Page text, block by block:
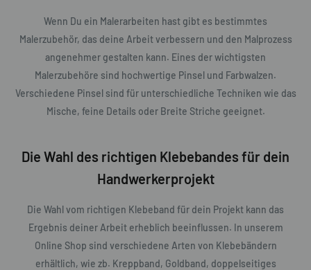
Wenn Du ein Malerarbeiten hast gibt es bestimmtes
Malerzubehör, das deine Arbeit verbessern und den Malprozess
angenehmer gestalten kann. Eines der wichtigsten
Malerzubehöre sind hochwertige Pinsel und Farbwalzen.
Verschiedene Pinsel sind für unterschiedliche Techniken wie das
Mische, feine Details oder Breite Striche geeignet.
Die Wahl des richtigen Klebebandes für dein
Handwerkerprojekt
Die Wahl vom richtigen Klebeband für dein Projekt kann das
Ergebnis deiner Arbeit erheblich beeinflussen. In unserem
Online Shop sind verschiedene Arten von Klebebändern
erhältlich, wie zb. Kreppband, Goldband, doppelseitiges